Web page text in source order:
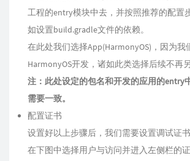
工程的entry模块中去，并按照推荐的配置
如设置build.gradle文件的依赖。
在此处我们选择App(HarmonyOS)，因为我
HarmonyOS开发，诸如此类选择后续不再
注：此处设定的包名和开发的应用的entry
需要一致。
配置证书
设置好以上步骤后，我们需要设置调试证
在下图中选择用户与访问并进入左侧栏的